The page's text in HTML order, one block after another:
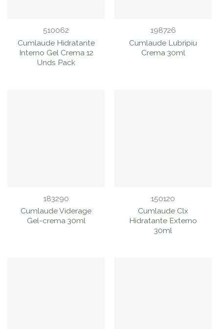
510062
Cumlaude Hidratante
Interno Gel Crema 12
Unds Pack
198726
Cumlaude Lubripiu
Crema 30ml
183290
Cumlaude Viderage
Gel-crema 30ml
150120
Cumlaude Clx
Hidratante Externo
30ml